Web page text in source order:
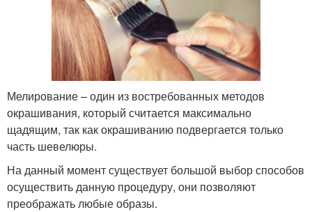
Мелирование – один из востребованных методов
окрашивания, который считается максимально
щадящим, так как окрашиванию подвергается только
часть шевелюры.
На данный момент существует большой выбор способов
осуществить данную процедуру, они позволяют
преображать любые образы.